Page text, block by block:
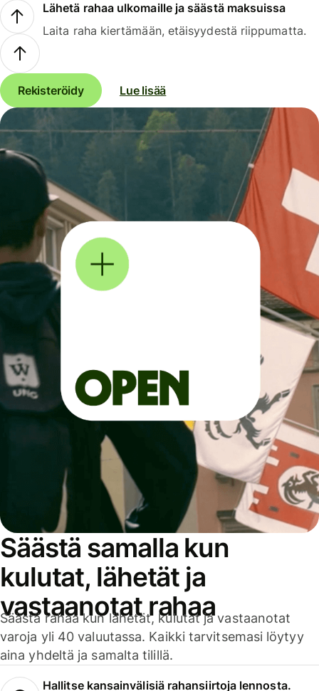
Lähetä rahaa ulkomaille ja säästä maksuissa
Laita raha kiertämään, etäisyydestä riippumatta.
Rekisteröidy Lue lisää
Säästä samalla kun
kulutat, lähetät ja
vastaanotat rahaa
Säästä rahaa kun lähetät, kulutat ja vastaanotat
varoja yli 40 valuutassa. Kaikki tarvitsemasi löytyy
aina yhdeltä ja samalta tilillä.
Hallitse kansainvälisiä rahansiirtoja lennosta.